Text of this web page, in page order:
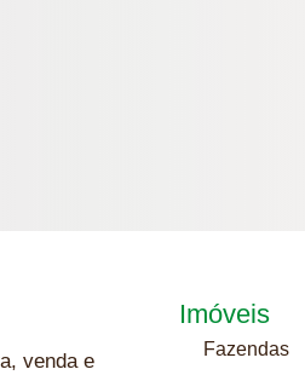
venda e
Imóveis
Fazendas